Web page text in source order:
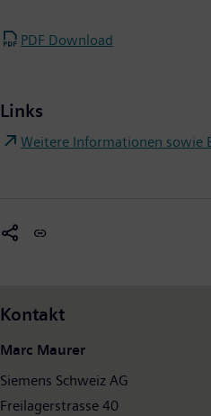
PDF Download
Links
Weitere Informationen sowie
Kontakt
Marc Maurer
Siemens Schweiz AG
Freilagerstrasse 40